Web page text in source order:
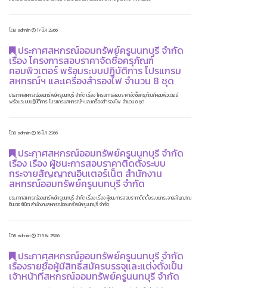
โดย admin 17 มี.ค 2566
ประกาศสหกรณ์ออมทรัพย์ครูนนทบุรี จำกัด
เรื่อง โครงการสอบราคาจัดซื้อครุภัณฑ์
คอมพิวเตอร์ พร้อมระบบปฏิบัติการ โปรแกรม
สหกรณ์ฯ และเครื่องสำรองไฟ จำนวน 8 ชุด
ประกาศสหกรณ์ออมทรัพย์ครูนนทบุรี จำกัด เรื่อง โครงการสอบราคาจัดซื้อครุภัณฑ์คอมพิวเตอร์
พร้อมระบบปฏิบัติการ โปรแกรมสหกรณ์ฯ และเครื่องสำรองไฟ จำนวน 8 ชุด
โดย admin 16 มี.ค 2566
ประกาศสหกรณ์ออมทรัพย์ครูนนทบุรี จำกัด
เรื่อง เรื่อง ผู้ชนะการสอบราคาติดตั้งระบบ
กระจายสัญญาณอินเตอร์เน็ต สำนักงาน
สหกรณ์ออมทรัพย์ครูนนทบุรี จำกัด
ประกาศสหกรณ์ออมทรัพย์ครูนนทบุรี จำกัด เรื่อง เรื่อง ผู้ชนะการสอบราคาติดตั้งระบบกระจายสัญญาณ
อินเตอร์เน็ต สำนักงานสหกรณ์ออมทรัพย์ครูนนทบุรี จำกัด
โดย admin 21 ก.พ. 2566
ประกาศสหกรณ์ออมทรัพย์ครูนนทบุรี จำกัด
เรื่องรายชื่อผู้มีสิทธิ์สมัครบรรจุและแต่งตั้งเป็น
เจ้าหน้าที่สหกรณ์ออมทรัพย์ครูนนทบุรี จำกัด